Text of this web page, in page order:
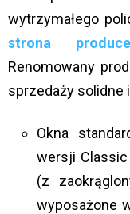
wytrzymałego
strona
Renomowany
sprzedaży solidne
Okna
wersji
(z
wyposażone